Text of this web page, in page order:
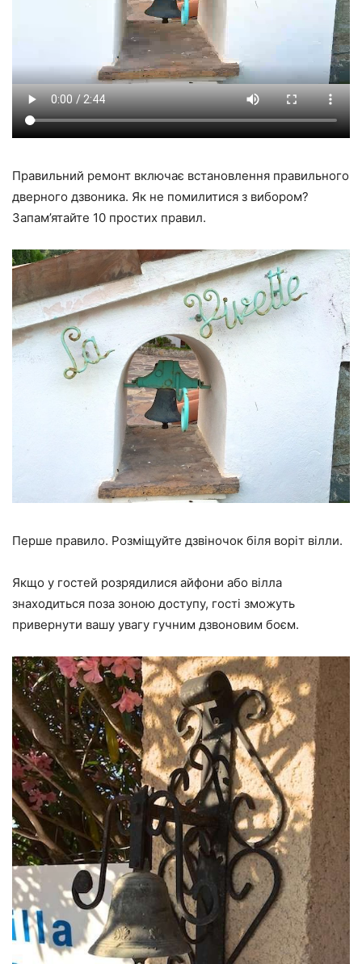
Правильний ремонт включає встановлення правильного
дверного дзвоника. Як не помилитися з вибором?
Запам’ятайте 10 простих правил.
Перше правило. Розміщуйте дзвіночок біля воріт вілли.
Якщо у гостей розрядилися айфони або вілла
знаходиться поза зоною доступу, гості зможуть
привернути вашу увагу гучним дзвоновим боєм.